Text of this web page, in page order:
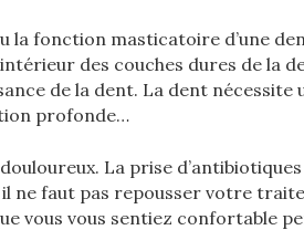
la fonction masticatoire d’une
des couches dures de la
de la dent. La dent
profonde…
La prise
il ne faut pas repousser votre
vous vous sentiez confortable